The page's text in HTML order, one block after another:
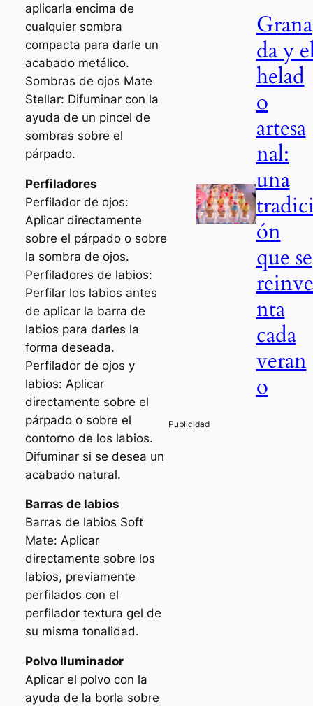
aplicarla encima de
cualquier sombra
compacta para darle un
acabado metálico.
Sombras de ojos Mate
Stellar: Difuminar con la
ayuda de un pincel de
sombras sobre el
párpado.
Perfiladores
Perfilador de ojos:
Aplicar directamente
sobre el párpado o sobre
la sombra de ojos.
Perfiladores de labios:
Perfilar los labios antes
de aplicar la barra de
labios para darles la
forma deseada.
Perfilador de ojos y
labios: Aplicar
directamente sobre el
párpado o sobre el
contorno de los labios.
Difuminar si se desea un
acabado natural.
Barras de labios
Barras de labios Soft
Mate: Aplicar
directamente sobre los
labios, previamente
perfilados con el
perfilador textura gel de
su misma tonalidad.
Polvo Iluminador
Aplicar el polvo con la
ayuda de la borla sobre
Grana
da y
helad
o
artesa
nal:
una
ón
que se
reinve
nta
cada
veran
o